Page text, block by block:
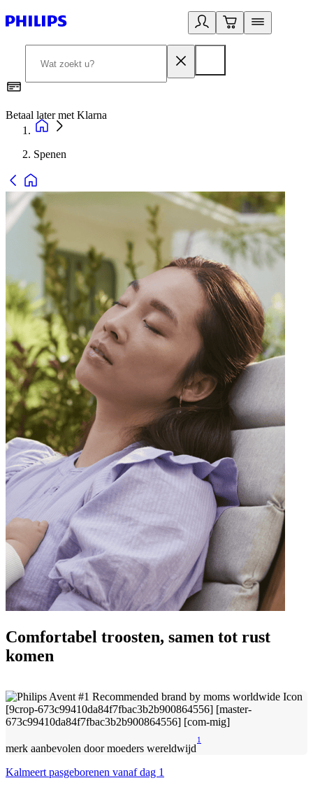
Betaal later met Klarna
Spenen
Comfortabel troosten, samen tot rust
komen
merk aanbevolen door moeders wereldwijd
1
Kalmeert pasgeborenen vanaf dag 1